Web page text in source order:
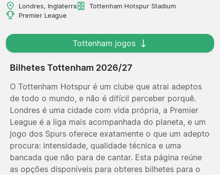
Londres, Inglaterra
Tottenham Hotspur Stadium
Premier League
Tottenham jogos
Bilhetes Tottenham 2026/27
O Tottenham Hotspur é um clube que atrai adeptos
de todo o mundo, e não é difícil perceber porquê.
Londres é uma cidade com vida própria, a Premier
League é a liga mais acompanhada do planeta, e um
jogo dos Spurs oferece exatamente o que um adepto
procura: intensidade, qualidade técnica e uma
bancada que não para de cantar. Esta página reúne
as opções disponíveis para obteres bilhetes para o